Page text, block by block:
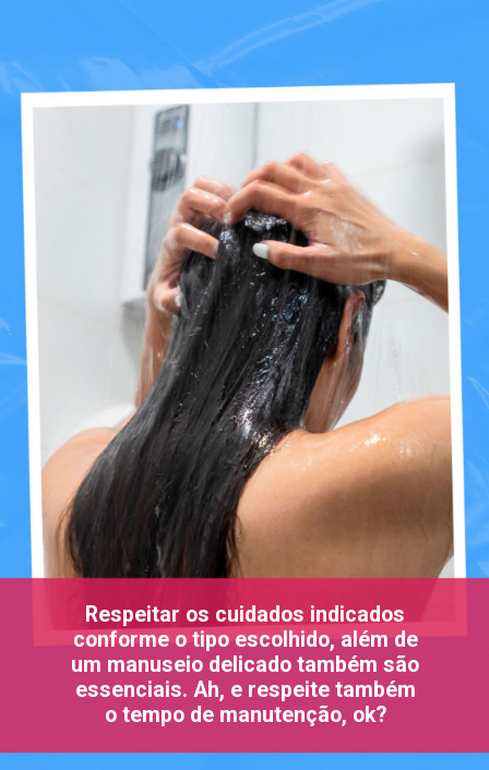
Respeitar os cuidados indicados
conforme o tipo escolhido, além de
um manuseio delicado também são
essenciais. Ah, e respeite também
o tempo de manutenção, ok?